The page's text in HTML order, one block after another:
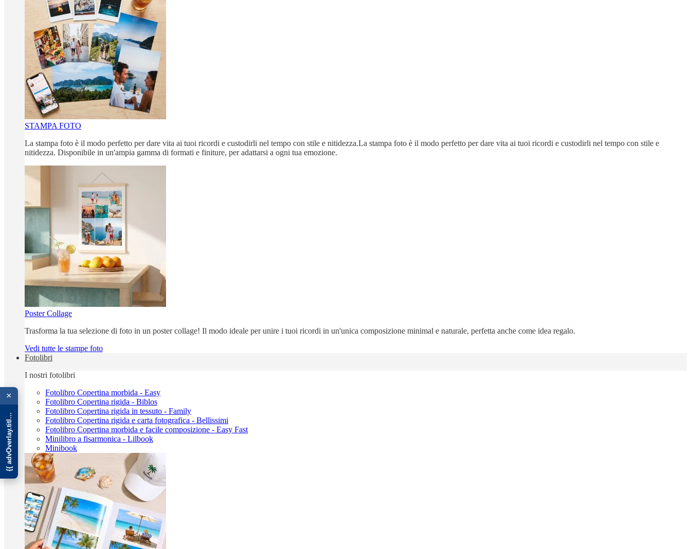
STAMPA FOTO
La stampa foto è il modo perfetto per dare vita ai tuoi ricordi e custodirli nel tempo con stile e nitidezza.La stampa foto è il modo perfetto per dare vita ai tuoi ricordi e custodirli nel tempo con stile e
nitidezza. Disponibile in un'ampia gamma di formati e finiture, per adattarsi a ogni tua emozione.
Poster Collage
Trasforma la tua selezione di foto in un poster collage! Il modo ideale per unire i tuoi ricordi in un'unica composizione minimal e naturale, perfetta anche come idea regalo.
Vedi tutte le stampe foto
Fotolibri
I nostri fotolibri
Fotolibro Copertina morbida - Easy
Fotolibro Copertina rigida - Biblos
Fotolibro Copertina rigida in tessuto - Family
Fotolibro Copertina rigida e carta fotografica - Bellissimi
Fotolibro Copertina morbida e facile composizione - Easy Fast
Minilibro a fisarmonica - Lilbook
Minibook
×
{{ advOverlay.title || 'Promo' }}